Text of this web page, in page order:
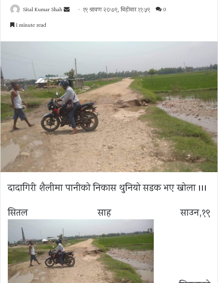
Sital Kumar Shah
Send १९ श्रावण २०७९, बिहीबार ११:५९
0
1 minute read
दादागिरी शैलीमा पानीको निकास थुनियो सडक भए खोला ।।।
सितल साह साउन,१९